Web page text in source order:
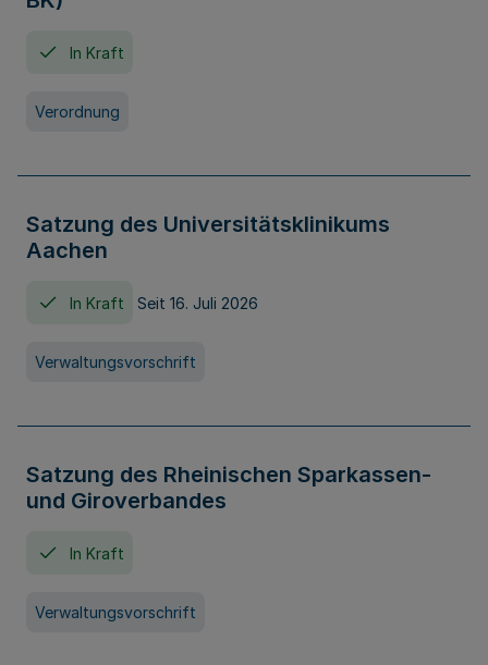
In Kraft
Verordnung
Satzung des Universitätsklinikums
Aachen
In Kraft Seit 16. Juli 2026
Verwaltungsvorschrift
Satzung des Rheinischen Sparkassen-
und Giroverbandes
In Kraft
Verwaltungsvorschrift